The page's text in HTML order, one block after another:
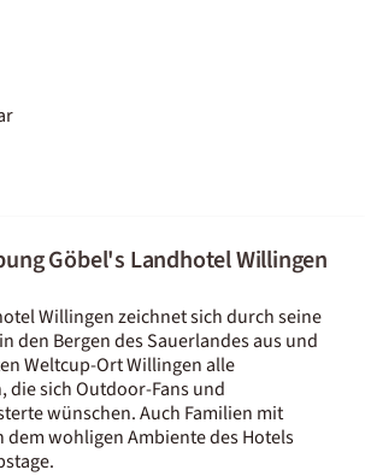
Göbel's Landhotel Willingen
Willingen zeichnet sich durch seine
den Bergen des Sauerlandes aus und
Weltcup-Ort Willingen alle
die sich Outdoor-Fans und
wünschen. Auch Familien mit
dem wohligen Ambiente des Hotels